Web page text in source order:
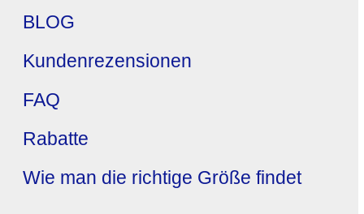
BLOG
Kundenrezensionen
FAQ
Rabatte
Wie man die richtige Größe findet